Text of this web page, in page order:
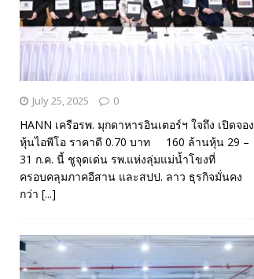
July 25, 2025 0
HANN เครือรพ. มุกดาหารอินเตอร์ฯ ใจถึง เปิดจอง
หุ้นไอพีโอ ราคาดี 0.70 บาท 160 ล้านหุ้น 29 –
31 ก.ค. นี้ ชูจุดเด่น รพ.แห่งลุ่มแม่น้ำโขงที่
ครอบคลุมภาคอีสาน และสปป. ลาว ธุรกิจมั่นคง
กว่า [...]